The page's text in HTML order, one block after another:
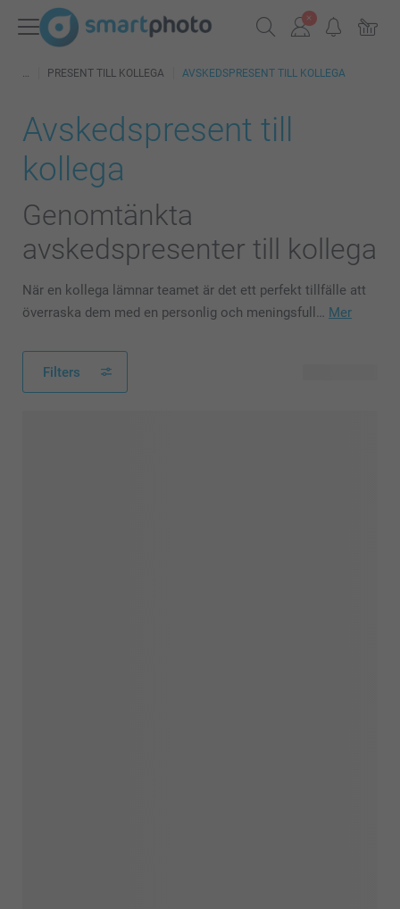
PRESENT TILL KOLLEGA AVSKEDSPRESENT TILL KOLLEGA
Avskedspresent till
kollega
Genomtänkta
avskedspresenter till kollega
När en kollega lämnar teamet är det ett perfekt tillfälle att
överraska dem med en personlig och meningsfull… Mer
Filters